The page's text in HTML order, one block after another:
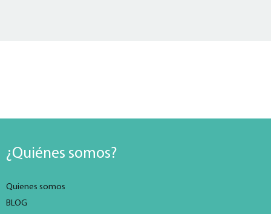
¿Quiénes somos?
Quienes somos
BLOG